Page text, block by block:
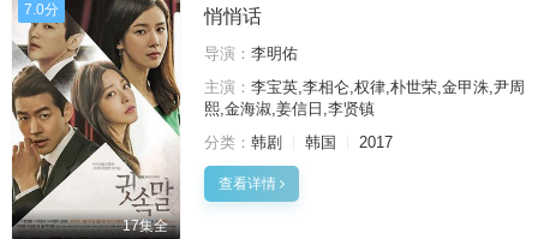
7.0分
17集全
悄悄话
导演： 李明佑
主演： 李宝英,李相仑,权律,朴世荣,金甲洙,尹周
熙,金海淑,姜信日,李贤镇
分类： 韩剧 韩国 2017
查看详情